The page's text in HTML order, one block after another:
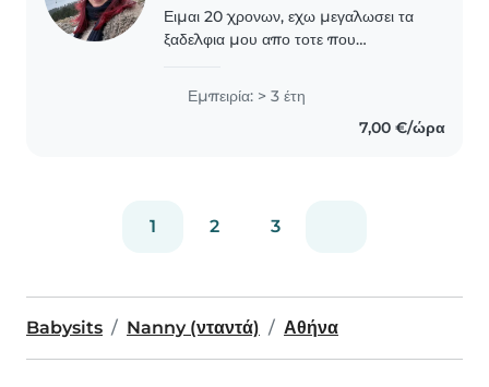
Ειμαι 20 χρονων, εχω μεγαλωσει τα
ξαδελφια μου απο τοτε που
η μικρη 1.5 χρονων κ με βαση την
Εμπειρία: > 3 έτη
7,00 €/ώρα
1 2 3
Babysits Nanny (νταντά) Αθήνα